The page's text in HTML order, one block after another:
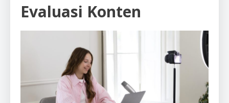
Evaluasi Konten